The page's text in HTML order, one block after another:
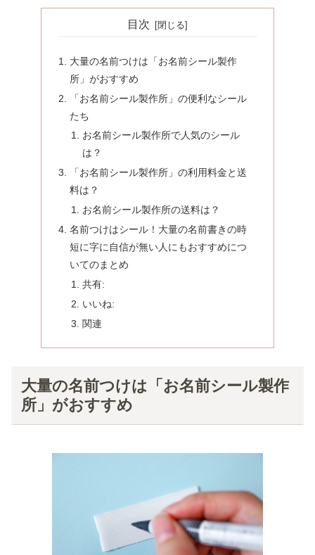
目次
大量の名前つけは「お名前シール製作
所」がおすすめ
「お名前シール製作所」の便利なシール
たち
お名前シール製作所で人気のシール
は？
「お名前シール製作所」の利用料金と送
料は？
お名前シール製作所の送料は？
名前つけはシール！大量の名前書きの時
短に字に自信が無い人にもおすすめにつ
いてのまとめ
共有:
いいね:
関連
大量の名前つけは「お名前シール製作
所」がおすすめ